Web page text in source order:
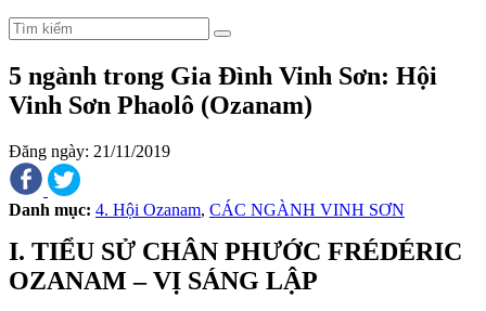
5 ngành trong Gia Đình Vinh Sơn: Hội
Vinh Sơn Phaolô (Ozanam)
Đăng ngày: 21/11/2019
Danh mục: 4. Hội Ozanam, CÁC NGÀNH VINH SƠN
I. TIỂU SỬ CHÂN PHƯỚC FRÉDÉRIC
OZANAM – VỊ SÁNG LẬP